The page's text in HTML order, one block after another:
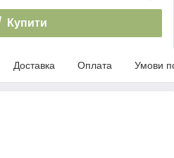
Купити
Доставка Оплата Умови